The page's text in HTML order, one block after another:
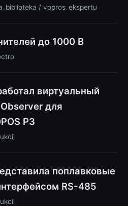
/ vopros_ekspertu
до 1000 В
виртуальный
для
P3
поплавковые
RS-485